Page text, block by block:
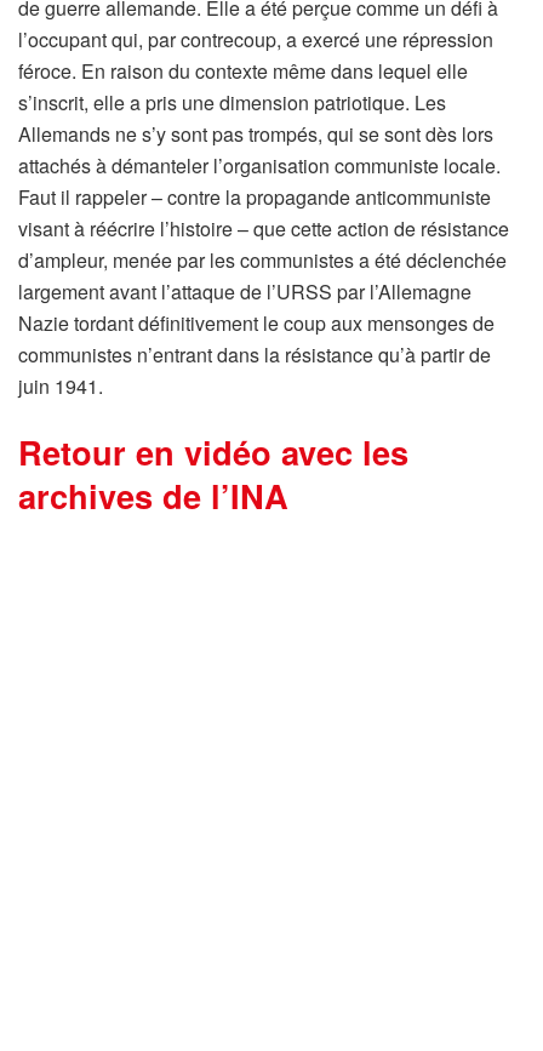
de guerre allemande. Elle a été perçue comme un défi à
l’occupant qui, par contrecoup, a exercé une répression
féroce. En raison du contexte même dans lequel elle
s’inscrit, elle a pris une dimension patriotique. Les
Allemands ne s’y sont pas trompés, qui se sont dès lors
attachés à démanteler l’organisation communiste locale.
Faut il rappeler – contre la propagande anticommuniste
visant à réécrire l’histoire – que cette action de résistance
d’ampleur, menée par les communistes a été déclenchée
largement avant l’attaque de l’URSS par l’Allemagne
Nazie tordant définitivement le coup aux mensonges de
communistes n’entrant dans la résistance qu’à partir de
juin 1941.
Retour en vidéo avec les
archives de l’INA